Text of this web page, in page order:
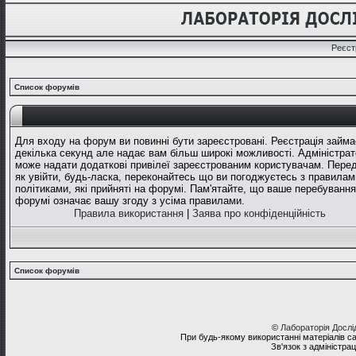
Список форумів
Для входу на форум ви повинні бути зареєстровані. Реєстрація
декілька секунд але надає вам більш широкі можливості.
може надати додаткові привілеї зареєстрованим користувачам.
як увійти, будь-ласка, переконайтесь що ви погоджуєтесь з
політиками, які прийняті на форумі. Пам'ятайте, що ваше
форумі означає вашу згоду з усіма правилами.
Правила використання
Заява про конфіденційність
Список форумів
© Лабораторія
При будь-якому використанні матеріалів
Зв'язок з